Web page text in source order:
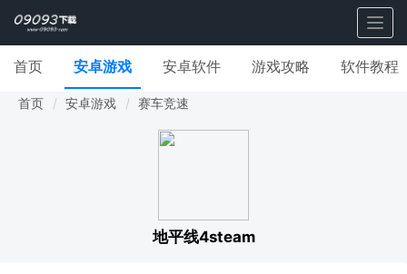
首页 安卓游戏 安卓软件 游戏攻略 软件教程
首页 安卓游戏 赛车竞速
地平线4steam